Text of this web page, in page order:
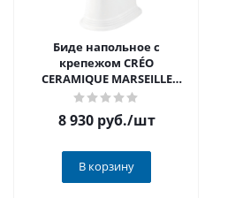
Биде напольное с
крепежом CRÉO
CERAMIQUE MARSEILLE
(HDB236)
8 930 руб./шт
В корзину